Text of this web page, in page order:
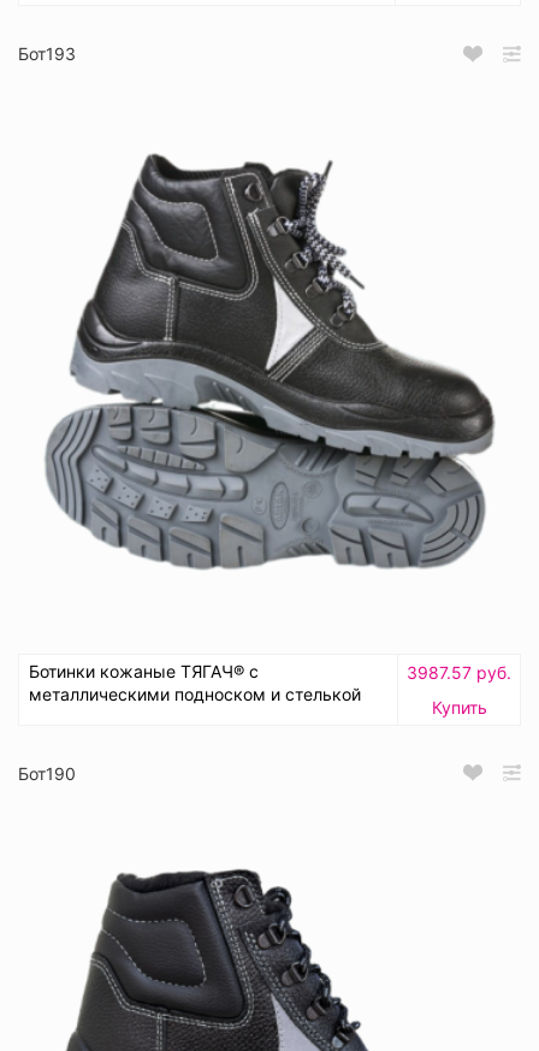
Бот193
Ботинки кожаные ТЯГАЧ® с
металлическими подноском и стелькой
3987.57 руб.
Купить
Бот190